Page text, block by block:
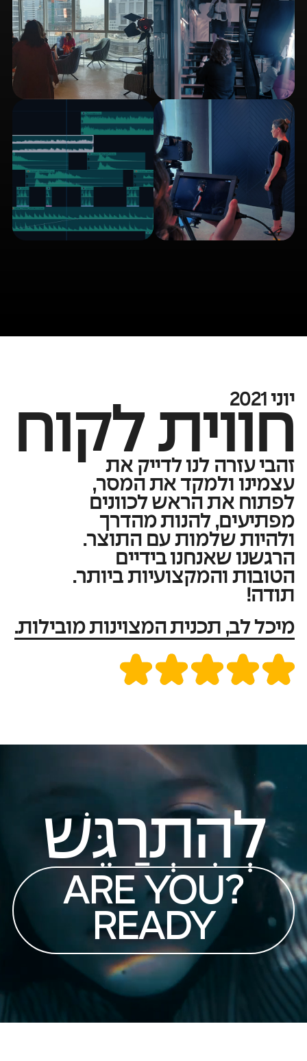
יוני 2021
חווית לקוח
זהבי עזרה לנו לדייק את
עצמינו ולמקד את המסר,
לפתוח את הראש לכוונים
מפתיעים, להנות מהדרך
ולהיות שלמות עם התוצר.
הרגשנו שאנחנו בידיים
הטובות והמקצועיות ביותר.
תודה!
מיכל לב, תכנית המצוינות מובילות.
לְהִתְרַגֵּשׁ
?ARE YOU
READY